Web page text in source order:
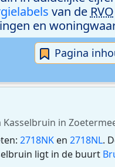
van de RVO
en
Pagina
in
2718NK en 2718NL.
ligt in de buurt